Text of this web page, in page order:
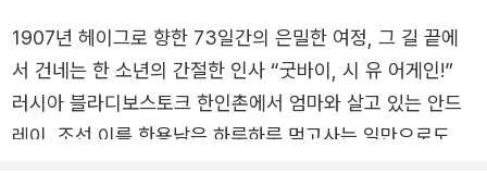
지켜 주신 분들을 생각해 준다면 좋겠다.
1907년 헤이그로 향한 73일간의 은밀한 여정, 그 길 끝에
서 건네는 한 소년의 간절한 인사 “굿바이, 시 유 어게인!”
러시아 블라디보스토크 한인촌에서 엄마와 살고 있는 안드
레이, 조선 이름 한용남은 하루하루 먹고사는 일만으로도 버